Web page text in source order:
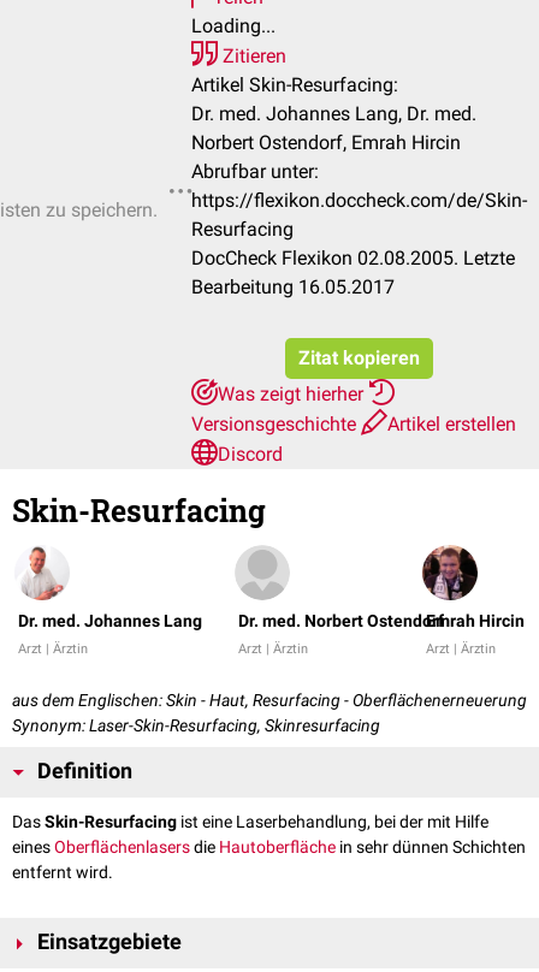
zu speichern.
Loading...
Zitieren
Artikel Skin-Resurfacing:
Dr. med. Johannes Lang, Dr. med.
Norbert Ostendorf, Emrah Hircin
Abrufbar unter:
https://flexikon.doccheck.com/de/Skin-
Resurfacing
DocCheck Flexikon 02.08.2005. Letzte
Bearbeitung 16.05.2017
Zitat kopieren
Was zeigt hierher
Versionsgeschichte
Artikel erstellen
Discord
Skin-Resurfacing
Dr. med. Johannes Lang
Arzt | Ärztin
Dr. med. Norbert Ostendorf
Arzt | Ärztin
Emrah Hircin
Arzt | Ärztin
aus dem Englischen: Skin - Haut, Resurfacing - Oberflächenerneuerung
Synonym: Laser-Skin-Resurfacing, Skinresurfacing
Definition
DasSkin-Resurfacing ist eine Laserbehandlung, bei der mit Hilfe
einesOberflächenlasersdie Hautoberfläche in sehr dünnen Schichten
entfernt wird.
Einsatzgebiete